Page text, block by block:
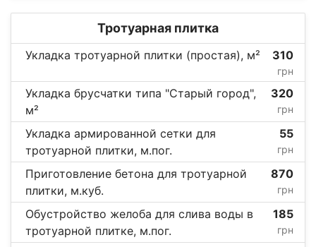
Тротуарная плитка
Укладка тротуарной плитки (простая), м² 310
грн
Укладка брусчатки типа "Старый город",
м²
320
грн
Укладка армированной сетки для
тротуарной плитки, м.пог.
55
грн
Приготовление бетона для тротуарной
плитки, м.куб.
870
грн
Обустройство желоба для слива воды в
тротуарной плитке, м.пог.
185
грн